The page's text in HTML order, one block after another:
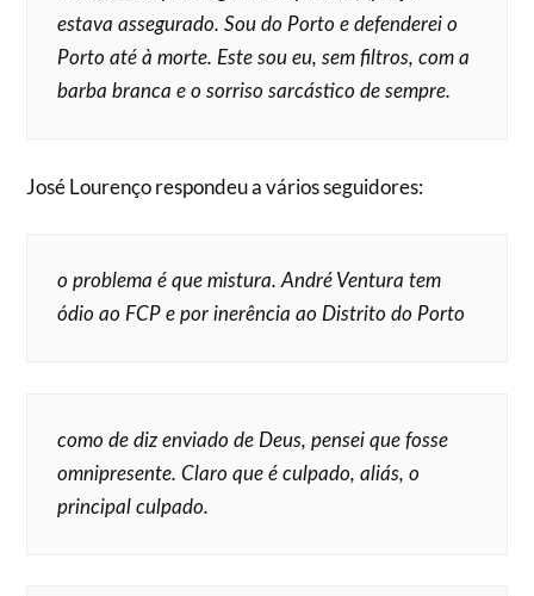
estava assegurado. Sou do Porto e defenderei o
Porto até à morte. Este sou eu, sem filtros, com a
barba branca e o sorriso sarcástico de sempre.
José Lourenço respondeu a vários seguidores:
o problema é que mistura. André Ventura tem
ódio ao FCP e por inerência ao Distrito do Porto
como de diz enviado de Deus, pensei que fosse
omnipresente. Claro que é culpado, aliás, o
principal culpado.